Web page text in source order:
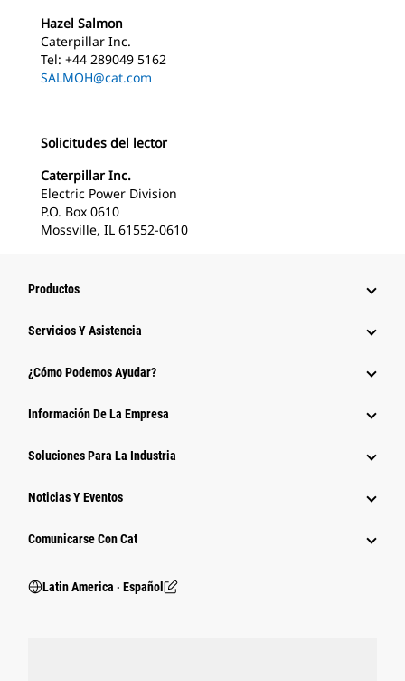
Hazel Salmon
Caterpillar Inc.
Tel: +44 289049 5162
SALMOH@cat.com
Solicitudes del lector
Caterpillar Inc.
Electric Power Division
P.O. Box 0610
Mossville, IL 61552-0610
Productos
Servicios Y Asistencia
¿Cómo Podemos Ayudar?
Información De La Empresa
Soluciones Para La Industria
Noticias Y Eventos
Comunicarse Con Cat
Latin America ‧ Español